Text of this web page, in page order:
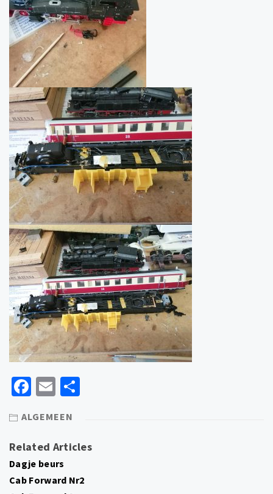
Facebook
Email
ALGEMEEN
Related Articles
Dagje beurs
Cab Forward Nr2